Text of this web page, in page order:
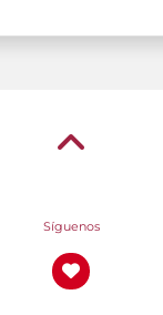
Síguenos